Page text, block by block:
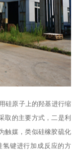
硅原子上的羟基进行缩
取的主要方式，二是利
触媒，类似硅橡胶硫化
氢键进行加成反应的方